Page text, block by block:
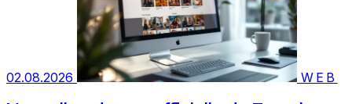
02.08.2026 WEB